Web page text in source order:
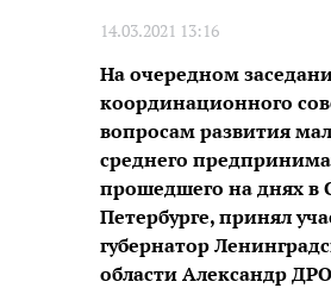
14.03.2021 13:16
На очередном
координационного
вопросам развития
среднего
прошедшего на днях в
Петербурге, принял
губернатор
области Александр